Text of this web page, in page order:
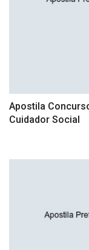
Apostila
Cuidador Social